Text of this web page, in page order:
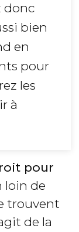
donc
bien
en
pour
les
à
pour
loin de
trouvent
de la